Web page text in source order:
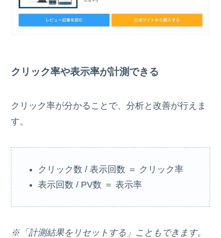
クリック率や表示率が計測できる
クリック率が分かることで、分析と改善が行えま
す。
クリック数 / 表示回数 ＝ クリック率
表示回数 / PV数 ＝ 表示率
※「計測結果をリセットする」こともできます。